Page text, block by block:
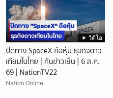
วิดีโอ
ปิดทาง SpaceX ถือหุ้น ธุจกิจดาว
เทียมในไทย | ทันข่าวเย็น | 6 ส.ค.
69 | NationTV22
Nation Online